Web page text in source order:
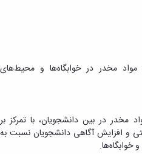
مواد مخدر در خوابگاه‌ها و محیط‌های
مخدر در بین دانشجویان، با تمرکز بر
و افزایش آگاهی دانشجویان نسبت به